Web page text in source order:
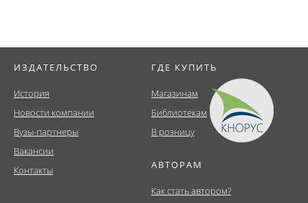
ИЗДАТЕЛЬСТВО
История
Новости компании
Вузы-партнеры
Вакансии
Контакты
ГДЕ КУПИТЬ
Магазинам
Библиотекам
В розницу
АВТОРАМ
Как стать автором?